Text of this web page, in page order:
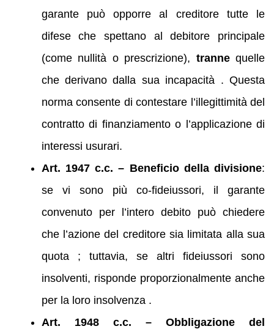
garante può opporre al creditore tutte le
difese che spettano al debitore principale
(come nullità o prescrizione), trannequelle
che derivano dalla sua incapacità . Questa
norma consente di contestare l’illegittimità del
contratto di finanziamento o l’applicazione di
interessi usurari.
Art. 1947 c.c. – Beneficio della divisione:
se vi sono più co‑fideiussori, il garante
convenuto per l’intero debito può chiedere
che l’azione del creditore sia limitata alla sua
quota ; tuttavia, se altri fideiussori sono
insolventi, risponde proporzionalmente anche
per la loro insolvenza .
Art. 1948 c.c. – Obbligazione del